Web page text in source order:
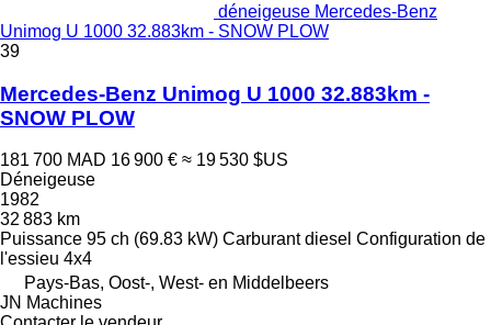
déneigeuse Mercedes-Benz
Unimog U 1000 32.883km - SNOW PLOW
39
Mercedes-Benz Unimog U 1000 32.883km -
SNOW PLOW
181 700 MAD 16 900 € ≈ 19 530 $US
Déneigeuse
1982
32 883 km
Puissance 95 ch (69.83 kW) Carburant diesel Configuration de
l'essieu 4x4
Pays-Bas, Oost-, West- en Middelbeers
JN Machines